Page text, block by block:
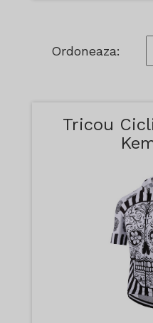
Ordoneaza:
Tricou